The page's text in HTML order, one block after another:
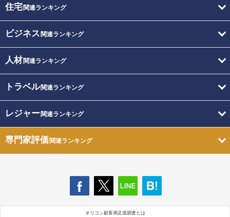
住宅関連ランキング
ビジネス 関連ランキング
人材関連ランキング
トラベル関連ランキング
レジャー関連ランキング
専門家評価関連ランキング
オリコン顧客満足度調査とは